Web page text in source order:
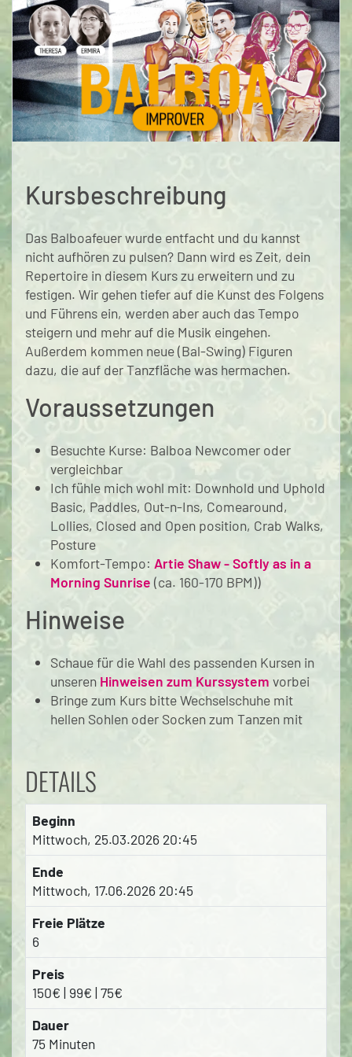
Kursbeschreibung
Das Balboafeuer wurde entfacht und du kannst
nicht aufhören zu pulsen? Dann wird es Zeit, dein
Repertoire in diesem Kurs zu erweitern und zu
festigen. Wir gehen tiefer auf die Kunst des Folgens
und Führens ein, werden aber auch das Tempo
steigern und mehr auf die Musik eingehen.
Außerdem kommen neue (Bal-Swing) Figuren
dazu, die auf der Tanzfläche was hermachen.
Voraussetzungen
Besuchte Kurse: Balboa Newcomer oder
vergleichbar
Ich fühle mich wohl mit: Downhold und Uphold
Basic, Paddles, Out-n-Ins, Comearound,
Lollies, Closed and Open position, Crab Walks,
Posture
Komfort-Tempo: Artie Shaw - Softly as in a
Morning Sunrise (ca. 160-170 BPM))
Hinweise
Schaue für die Wahl des passenden Kursen in
unseren Hinweisen zum Kurssystem vorbei
Bringe zum Kurs bitte Wechselschuhe mit
hellen Sohlen oder Socken zum Tanzen mit
DETAILS
Beginn
Mittwoch, 25.03.2026 20:45
Ende
Mittwoch, 17.06.2026 20:45
Freie Plätze
6
Preis
150€ | 99€ | 75€
Dauer
75 Minuten